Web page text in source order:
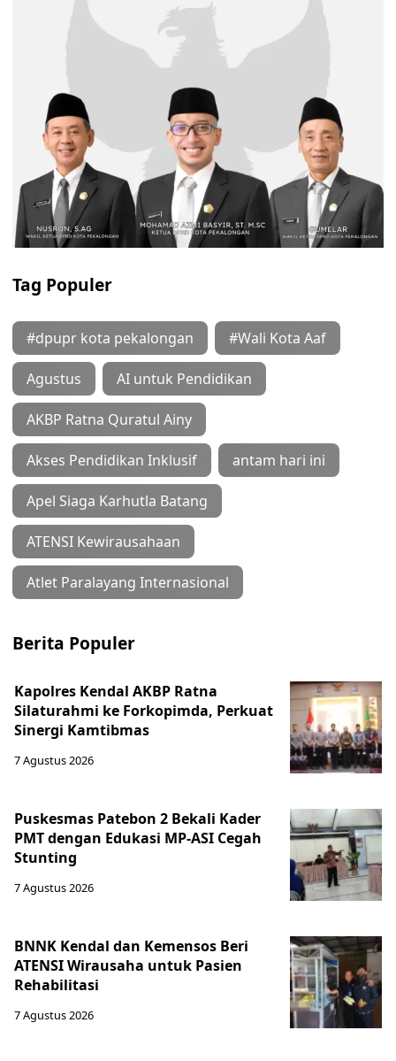
Tag Populer
#dpupr kota pekalongan #Wali Kota Aaf
Agustus AI untuk Pendidikan
AKBP Ratna Quratul Ainy
Akses Pendidikan Inklusif antam hari ini
Apel Siaga Karhutla Batang
ATENSI Kewirausahaan
Atlet Paralayang Internasional
Berita Populer
Kapolres Kendal AKBP Ratna
Silaturahmi ke Forkopimda, Perkuat
Sinergi Kamtibmas
7 Agustus 2026
Puskesmas Patebon 2 Bekali Kader
PMT dengan Edukasi MP-ASI Cegah
Stunting
7 Agustus 2026
BNNK Kendal dan Kemensos Beri
ATENSI Wirausaha untuk Pasien
Rehabilitasi
7 Agustus 2026